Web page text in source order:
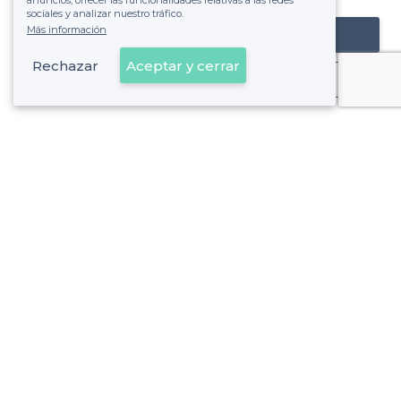
Registrar mi establecimiento
Ya es cliente
sociales y analizar nuestro tráfico.
Más información
Rechazar Aceptar y cerrar